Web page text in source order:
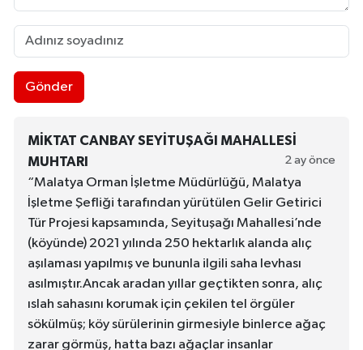
Gönder
MIKTAT CANBAY SEYITUŞAĞI MAHALLESI
MUHTARI
2 ay önce
“Malatya Orman İşletme Müdürlüğü, Malatya
İşletme Şefliği tarafından yürütülen Gelir Getirici
Tür Projesi kapsamında, Seyituşağı Mahallesi’nde
(köyünde) 2021 yılında 250 hektarlık alanda alıç
aşılaması yapılmış ve bununla ilgili saha levhası
asılmıştır.Ancak aradan yıllar geçtikten sonra, alıç
ıslah sahasını korumak için çekilen tel örgüler
sökülmüş; köy sürülerinin girmesiyle binlerce ağaç
zarar görmüş, hatta bazı ağaçlar insanlar